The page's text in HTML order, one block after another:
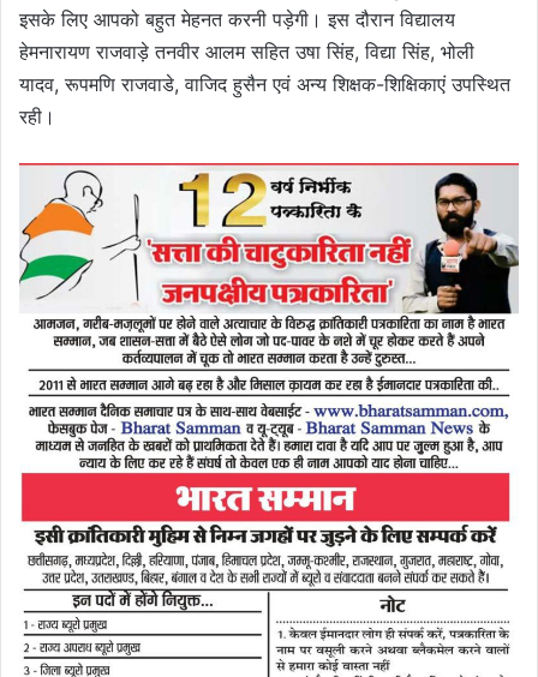
इसके लिए आपको बहुत मेहनत करनी पड़ेगी। इस दौरान विद्यालय
हेमनारायण राजवाड़े तनवीर आलम सहित उषा सिंह, विद्या सिंह, भोली
यादव, रूपमणि राजवाडे, वाजिद हुसैन एवं अन्य शिक्षक-शिक्षिकाएं उपस्थित
रही।